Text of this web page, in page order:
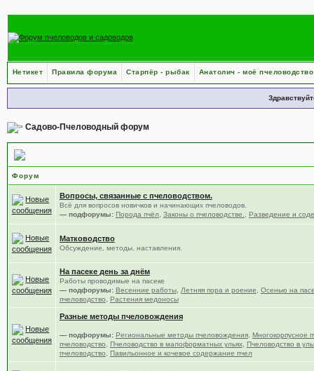
Нетикет Правила форума Старпёр - рыбак Анатолич - моё пчеловодство
Садово-Пчеловодный форум
Форум
Вопросы, связанные с пчеловодством.
Всё для вопросов новичков и начинающих пчеловодов.
— подфорумы: Порода пчёл Законы о пчеловодстве. Разведение и
Матководство
Обсуждение, методы, наставления.
На пасеке день за днём
Работы проводимые на пасеке
— подфорумы: Весенние работы, Летняя пора и роение
Осенью на
пчеловодство
Растения медоносы
Разные методы пчеловождения
— подфорумы: Региональные методы пчеловождения, Многокорпусное
пчеловодство
Пчеловодство в малоформатных ульях, Пчеловодство в
пчеловодство
Павильонное и кочевое содержание пчел